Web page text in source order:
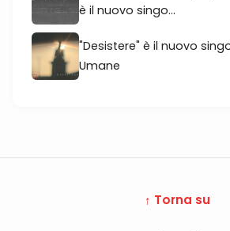
è il nuovo singo...
"Desistere" è il nuovo
Umane
↑ Torna su